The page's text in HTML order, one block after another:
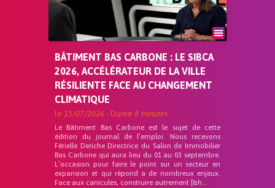
BÂTIMENT BAS CARBONE : LE SIBCA
2026, ACCÉLÉRATEUR DE LA VILLE
RÉSILIENTE FACE AU CHANGEMENT
CLIMATIQUE
le 15/07/2026 - Durée 8 minutes
Le Bâtiment Bas Carbone est le sujet de cette
édition du journal de l’emploi. Nous recevons
Férielle Deriche Directrice du Salon de Immobilier
Bas Carbone qui aura lieu du 01 au 03 septembre.
L’occasion pour faire le point sur un secteur en
expansion et qui répond a de nombreux enjeux.
Face aux canicules, construire autrement [&h...